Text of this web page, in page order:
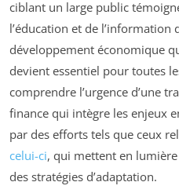
ciblant un large public
l’éducation et de l’information
développement économique
devient essentiel pour toutes
comprendre l’urgence d’une
finance qui intègre les enjeux
par des efforts tels que ceux
celui-ci, qui mettent en
des stratégies d’adaptation.